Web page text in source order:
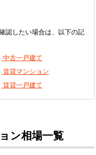
認したい場合は、以下の記
中古一戸建て
賃貸マンション
賃貸一戸建て
ン相場一覧